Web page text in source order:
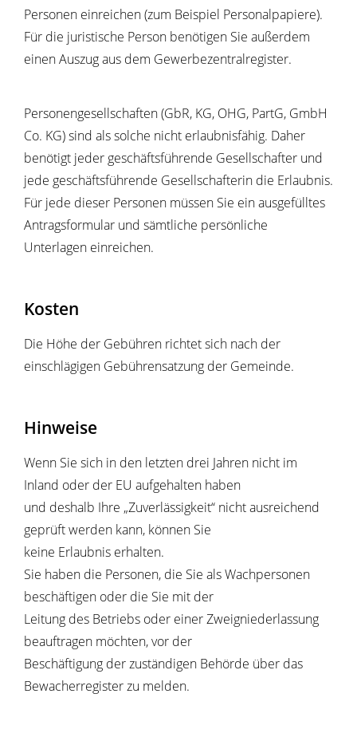
Personen einreichen (zum Beispiel Personalpapiere).
Für die juristische Person benötigen Sie außerdem
einen Auszug aus dem Gewerbezentralregister.
Personengesellschaften (GbR, KG, OHG, PartG, GmbH
Co. KG) sind als solche nicht erlaubnisfähig. Daher
benötigt jeder geschäftsführende Gesellschafter und
jede geschäftsführende Gesellschafterin die Erlaubnis.
Für jede dieser Personen müssen Sie ein ausgefülltes
Antragsformular und sämtliche persönliche
Unterlagen einreichen.
Kosten
Die Höhe der Gebühren richtet sich nach der
einschlägigen Gebührensatzung der Gemeinde.
Hinweise
Wenn Sie sich in den letzten drei Jahren nicht im
Inland oder der EU aufgehalten haben
und deshalb Ihre „Zuverlässigkeit“ nicht ausreichend
geprüft werden kann, können Sie
keine Erlaubnis erhalten.
Sie haben die Personen, die Sie als Wachpersonen
beschäftigen oder die Sie mit der
Leitung des Betriebs oder einer Zweigniederlassung
beauftragen möchten, vor der
Beschäftigung der zuständigen Behörde über das
Bewacherregister zu melden.